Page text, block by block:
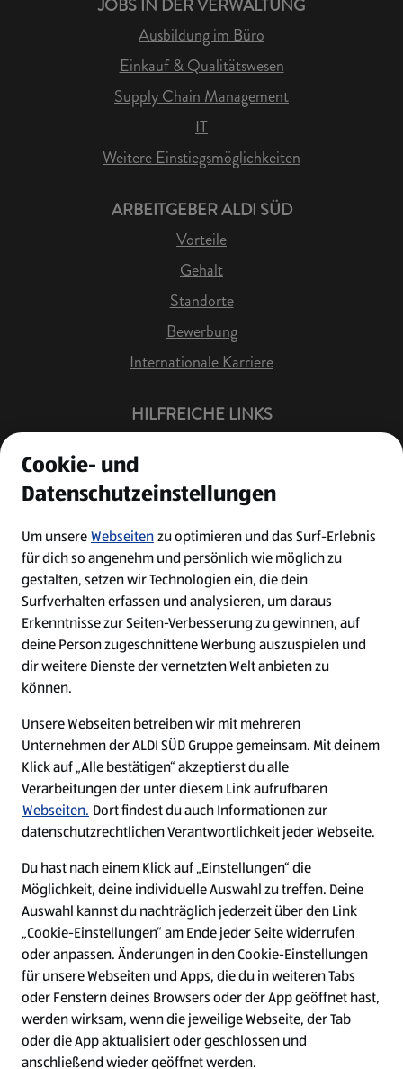
JOBS IN DER VERWALTUNG
Ausbildung im Büro
Einkauf & Qualitätswesen
Supply Chain Management
IT
Weitere Einstiegsmöglichkeiten
ARBEITGEBER ALDI SÜD
Vorteile
Gehalt
Standorte
Bewerbung
Internationale Karriere
HILFREICHE LINKS
Job Benachrichtigung
Bewerberkonto
Leichte Sprache
Kontakt
W
i
r
d
a
u
f
W
i
r
d
a
u
f
W
i
r
d
a
u
f
W
i
r
d
a
Cookie - Liste
Datenschutz
Cookie- und
Datenschutzeinstellungen
Um unsereWebseitenzu optimieren und das Surf-Erlebnis
für dich so angenehm und persönlich wie möglich zu
gestalten, setzen wir Technologien ein, die dein
Surfverhalten erfassen und analysieren, um daraus
Erkenntnisse zur Seiten-Verbesserung zu gewinnen, auf
deine Person zugeschnittene Werbung auszuspielen und
dir weitere Dienste der vernetzten Welt anbieten zu
können.
Unsere Webseiten betreiben wir mit mehreren
Unternehmen der ALDI SÜD Gruppe gemeinsam. Mit deinem
Klick auf „Alle bestätigen“ akzeptierst du alle
Verarbeitungen der unter diesem Link aufrufbaren
Webseiten. Dort findest du auch Informationen zur
datenschutzrechtlichen Verantwortlichkeit jeder Webseite.
Du hast nach einem Klick auf „Einstellungen“ die
Möglichkeit, deine individuelle Auswahl zu treffen. Deine
Auswahl kannst du nachträglich jederzeit über den Link
„Cookie-Einstellungen“ am Ende jeder Seite widerrufen
oder anpassen. Änderungen in den Cookie-Einstellungen
für unsere Webseiten und Apps, die du in weiteren Tabs
oder Fenstern deines Browsers oder der App geöffnet hast,
werden wirksam, wenn die jeweilige Webseite, der Tab
oder die App aktualisiert oder geschlossen und
anschließend wieder geöffnet werden.